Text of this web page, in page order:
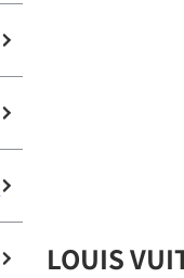
LOUIS